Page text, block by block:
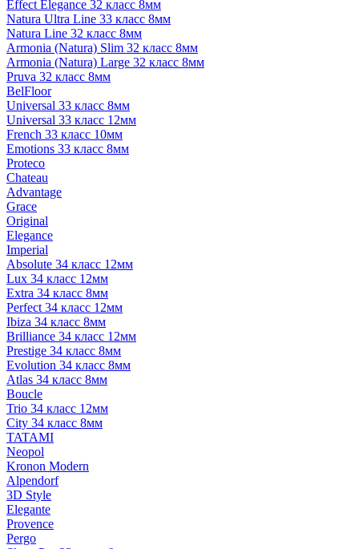
Effect Elegance 32 класс 8мм
Natura Ultra Line 33 класс 8мм
Natura Line 32 класс 8мм
Armonia (Natura) Slim 32 класс 8мм
Armonia (Natura) Large 32 класс 8мм
Pruva 32 класс 8мм
BelFloor
Universal 33 класс 8мм
Universal 33 класс 12мм
French 33 класс 10мм
Emotions 33 класс 8мм
Proteco
Chateau
Advantage
Grace
Original
Elegance
Imperial
Absolute 34 класс 12мм
Lux 34 класс 12мм
Extra 34 класс 8мм
Perfect 34 класс 12мм
Ibiza 34 класс 8мм
Brilliance 34 класс 12мм
Prestige 34 класс 8мм
Evolution 34 класс 8мм
Atlas 34 класс 8мм
Boucle
Trio 34 класс 12мм
City 34 класс 8мм
TATAMI
Neopol
Kronon Modern
Alpendorf
3D Style
Elegante
Provence
Pergo